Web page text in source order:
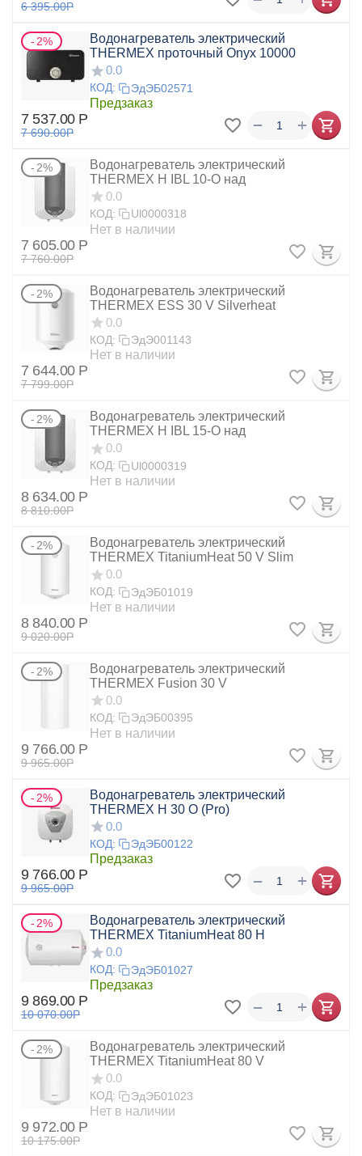
6 395.00Р
2%
Водонагреватель электрический
THERMEX проточный Onyx 10000
0.0
КОД: ЭдЭБ02571
Предзаказ
7 537.00 Р
7 690.00Р +
−
2%
Водонагреватель электрический
THERMEX Н IBL 10-О над
0.0
КОД: Ul0000318
Нет в наличии
7 605.00 Р
7 760.00Р
2%
Водонагреватель электрический
THERMEX ESS 30 V Silverheat
0.0
КОД: ЭдЭ001143
Нет в наличии
7 644.00 Р
7 799.00Р
2%
Водонагреватель электрический
THERMEX Н IBL 15-О над
0.0
КОД: Ul0000319
Нет в наличии
8 634.00 Р
8 810.00Р
2%
Водонагреватель электрический
THERMEX TitaniumHeat 50 V Slim
0.0
КОД: ЭдЭБ01019
Нет в наличии
8 840.00 Р
9 020.00Р
2%
Водонагреватель электрический
THERMEX Fusion 30 V
0.0
КОД: ЭдЭБ00395
Нет в наличии
9 766.00 Р
9 965.00Р
2%
Водонагреватель электрический
THERMEX Н 30 О (Pro)
0.0
КОД: ЭдЭБ00122
Предзаказ
9 766.00 Р
9 965.00Р +
−
2%
Водонагреватель электрический
THERMEX TitaniumHeat 80 H
0.0
КОД: ЭдЭБ01027
Предзаказ
9 869.00 Р
10 070.00Р +
−
2%
Водонагреватель электрический
THERMEX TitaniumHeat 80 V
0.0
КОД: ЭдЭБ01023
Нет в наличии
9 972.00 Р
10 175.00Р